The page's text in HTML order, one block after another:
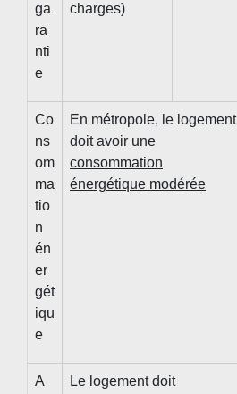
ga
ra
nti
e
charges)
Co
ns
om
ma
tio
n
én
er
gét
iqu
e
En métropole, le logement
doit avoir une
consommation
énergétique modérée
A
Le logement doit